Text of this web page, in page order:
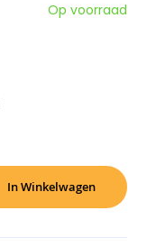
Op voorraad
In Winkelwagen